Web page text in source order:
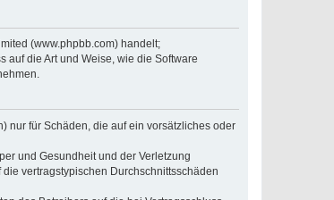
(www.phpbb.com) handelt;
die Art und Weise, wie die Software
nur für Schäden, die auf ein vorsätzliches oder
und Gesundheit und der Verletzung
vertragstypischen Durchschnittsschäden